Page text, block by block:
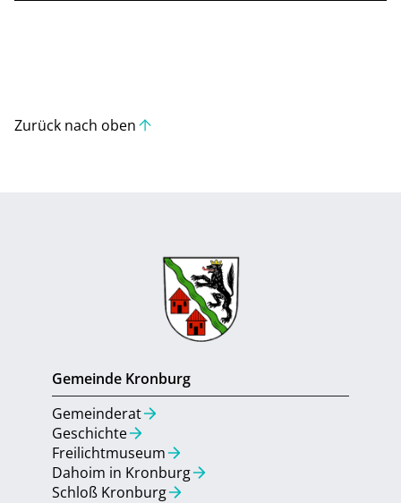
Zurück nach oben
Gemeinde Kronburg
Gemeinderat
Geschichte
Freilichtmuseum
Dahoim in Kronburg
Schloß Kronburg